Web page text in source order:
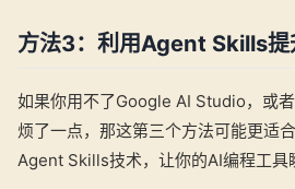
方法3：利用Agent Skills提
如果你用不了Google AI Studio，或
烦了一点，那这第三个方法可能更适
Agent Skills技术，让你的AI编程工具